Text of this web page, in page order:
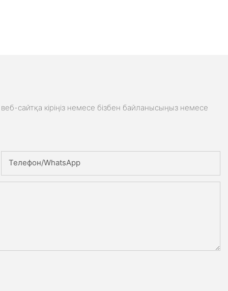
сайтқа кіріңіз немесе бізбен байланысыңыз немесе
Телефон/whatsApp